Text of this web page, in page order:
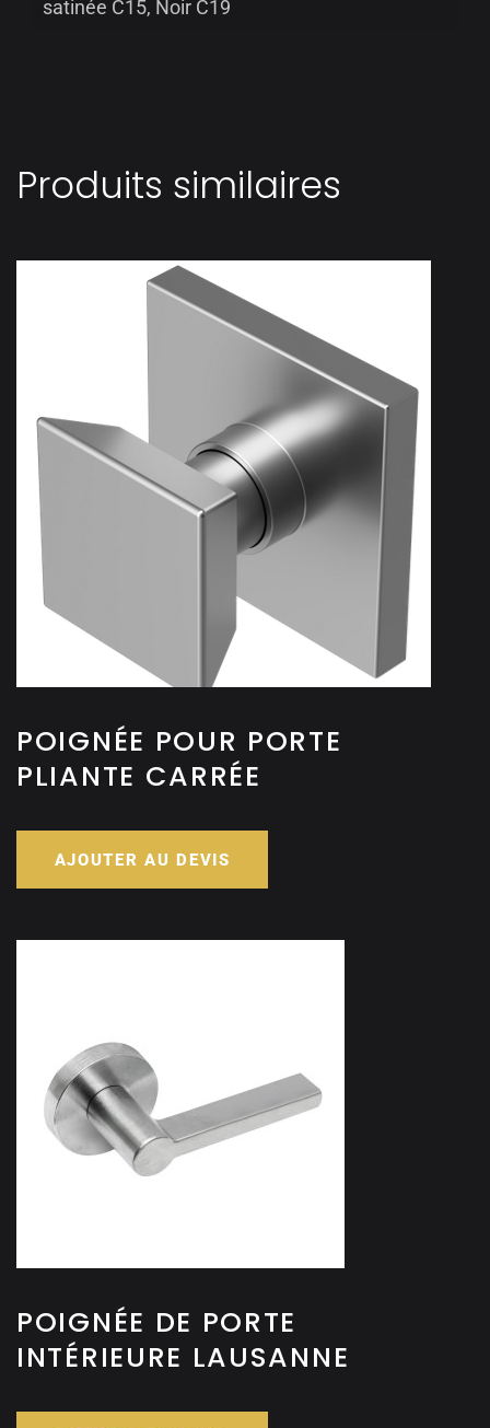
satinée C15, Noir C19
Produits similaires
POIGNÉE POUR PORTE
PLIANTE CARRÉE
AJOUTER AU DEVIS
POIGNÉE DE PORTE
INTÉRIEURE LAUSANNE